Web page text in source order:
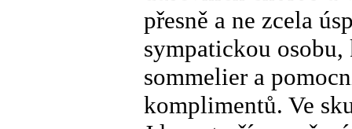
přesně a ne zcela
sympatickou osobu,
sommelier a
komplimentů. Ve